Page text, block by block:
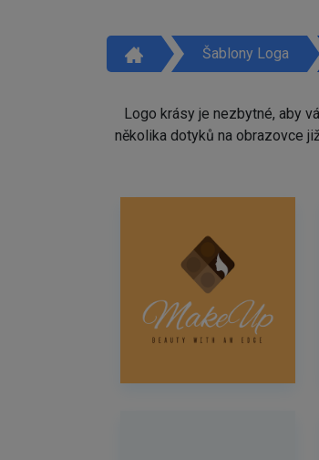
Šablony Loga
Logo krásy je nezbytné, aby
několika dotyků na obrazovce